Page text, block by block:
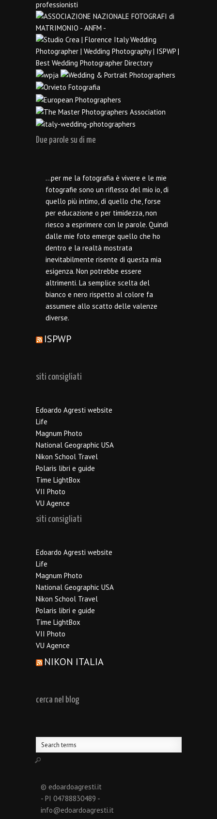
Due parole su di me
…per me la fotografia è vivere e le mie
fotografie sono un riflesso del mio io, di
quello più intimo, di quello che, forse
per educazione o per timidezza, non
riesco a esprimere con le parole. Quindi
dalle mie foto emerge quello che ho
dentro e la realtà mostrata
inevitabilmente risente di questa mia
esigenza. Non potrebbe essere
altrimenti. La semplice scelta del
bianco e nero rispetto al colore fa
assumere allo scatto delle valenze
diverse.
ISPWP
siti consigliati
Edoardo Agresti website
Life
Magnum Photo
National Geographic USA
Nikon School Travel
Polaris libri e guide
Time LightBox
VII Photo
VU Agence
siti consigliati
Edoardo Agresti website
Life
Magnum Photo
National Geographic USA
Nikon School Travel
Polaris libri e guide
Time LightBox
VII Photo
VU Agence
NIKON ITALIA
cerca nel blog
© edoardoagresti.it
- PI 04788830489 -
info@edoardoagresti.it